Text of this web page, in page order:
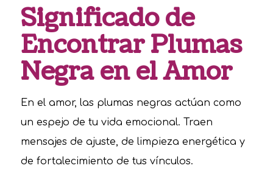
Significado de
Encontrar Plumas
Negra en el Amor
En el amor, las plumas negras actúan como
un espejo de tu vida emocional. Traen
mensajes de ajuste, de limpieza energética y
de fortalecimiento de tus vínculos.